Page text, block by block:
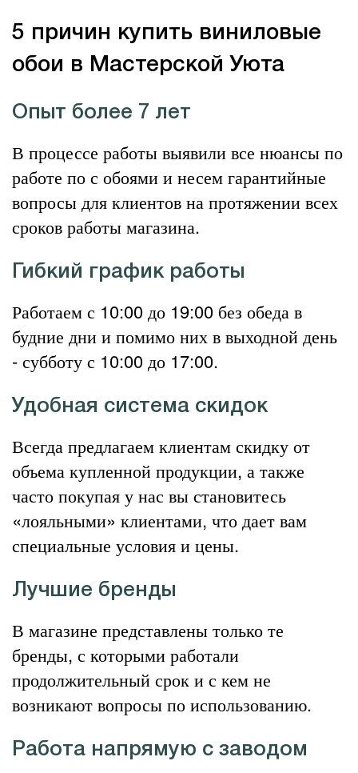
5 причин купить виниловые
обои в Мастерской Уюта
Опыт более 7 лет
В процессе работы выявили все нюансы по
работе по с обоями и несем гарантийные
вопросы для клиентов на протяжении всех
сроков работы магазина.
Гибкий график работы
Работаем с 10:00 до 19:00 без обеда в
будние дни и помимо них в выходной день
- субботу с 10:00 до 17:00.
Удобная система скидок
Всегда предлагаем клиентам скидку от
объема купленной продукции, а также
часто покупая у нас вы становитесь
«лояльными» клиентами, что дает вам
специальные условия и цены.
Лучшие бренды
В магазине представлены только те
бренды, с которыми работали
продолжительный срок и с кем не
возникают вопросы по использованию.
Работа напрямую с заводом